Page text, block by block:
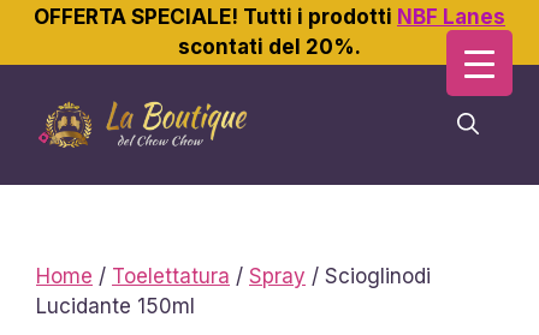
OFFERTA SPECIALE! Tutti i prodotti NBF Lanes
scontati del 20%.
contenuto
Home / Toelettatura / Spray / Scioglinodi
Lucidante 150ml